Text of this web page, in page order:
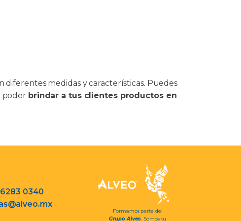
diferentes medidas y características. Puedes
poder brindar a tus clientes productos en
0340
Formamos parte del
Grupo Alveo. Somos tu